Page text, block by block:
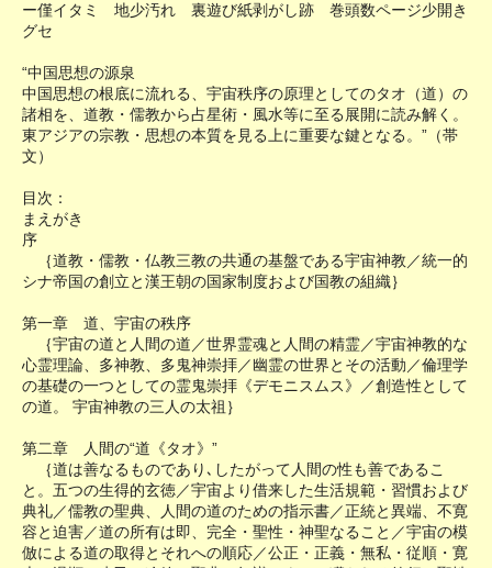
ー僅イタミ 地少汚れ 裏遊び紙剥がし跡 巻頭数ページ少開き
グセ
“中国思想の源泉
中国思想の根底に流れる、宇宙秩序の原理としてのタオ（道）の
諸相を、道教・儒教から占星術・風水等に至る展開に読み解く。
東アジアの宗教・思想の本質を見る上に重要な鍵となる。”（帯
文）
目次：
まえがき
序
｛道教・儒教・仏教三教の共通の基盤である宇宙神教／統一的
シナ帝国の創立と漢王朝の国家制度および国教の組織｝
第一章 道、宇宙の秩序
｛宇宙の道と人間の道／世界霊魂と人間の精霊／宇宙神教的な
心霊理論、多神教、多鬼神崇拝／幽霊の世界とその活動／倫理学
の基礎の一つとしての霊鬼崇拝《デモニスムス》／創造性として
の道。 宇宙神教の三人の太祖｝
第二章 人間の“道《タオ》”
｛道は善なるものであり､したがって人間の性も善であるこ
と。五つの生得的玄徳／宇宙より借来した生活規範・習慣および
典礼／儒教の聖典、人間の道のための指示書／正統と異端、不寛
容と迫害／道の所有は即、完全・聖性・神聖なること／宇宙の模
倣による道の取得とそれへの順応／公正・正義・無私・従順・寛